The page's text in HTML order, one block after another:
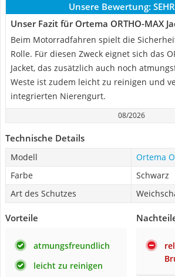
Unsere Bewertung:
Unser Fazit für Ortema ORTHO-MAX
Beim Motorradfahren spielt die
Rolle. Für diesen Zweck eignet sich das
Jacket, das zusätzlich auch noch
Weste ist zudem leicht zu reinigen und
integrierten Nierengurt.
08/2026
Technische Details
Modell
Ortema
Farbe
Schwarz
Art des Schutzes
Vorteile
atmungsfreundlich
leicht zu reinigen